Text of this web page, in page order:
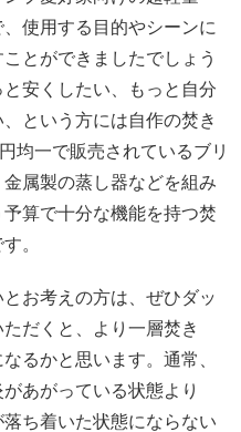
使用する目的やシーンに
とができましたでしょう
安くしたい、もっと自分
という方には自作の焚き
均一で販売されているブリ
属製の蒸し器などを組み
算で十分な機能を持つ焚
。
お考えの方は、ぜひダッ
だくと、より一層焚き
るかと思います。通常、
あがっている状態より
ち着いた状態にならない